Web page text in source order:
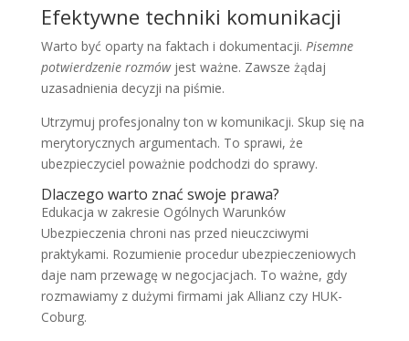
Efektywne techniki komunikacji
Warto być oparty na faktach i dokumentacji. Pisemne
potwierdzenie rozmówjest ważne. Zawsze żądaj
uzasadnienia decyzji na piśmie.
Utrzymuj profesjonalny ton w komunikacji. Skup się na
merytorycznych argumentach. To sprawi, że
ubezpieczyciel poważnie podchodzi do sprawy.
Dlaczego warto znać swoje prawa?
Edukacja w zakresie Ogólnych Warunków
Ubezpieczenia chroni nas przed nieuczciwymi
praktykami. Rozumienie procedur ubezpieczeniowych
daje nam przewagę w negocjacjach. To ważne, gdy
rozmawiamy z dużymi firmami jak Allianz czy HUK-
Coburg.